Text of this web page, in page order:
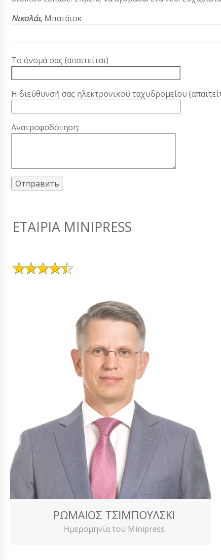
Νικολάι, Μπατάισκ
Το όνομά σας (απαιτείται)
Η διεύθυνσή σας ηλεκτρονικού ταχυδρομείου
Ανατροφοδότηση:
ΕΤΑΙΡΊΑ MINIPRESS
ΡΩΜΑΊΟΣ ΤΣΙΜΠΟΎΛΣΚΙ
Ημερομηνία του Minipress